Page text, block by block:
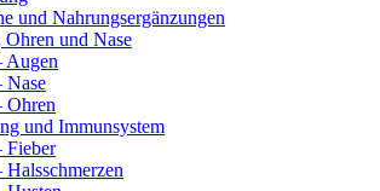
und Nahrungsergänzungen
Ohren und Nase
Augen
Nase
Ohren
und Immunsystem
Fieber
Halsschmerzen